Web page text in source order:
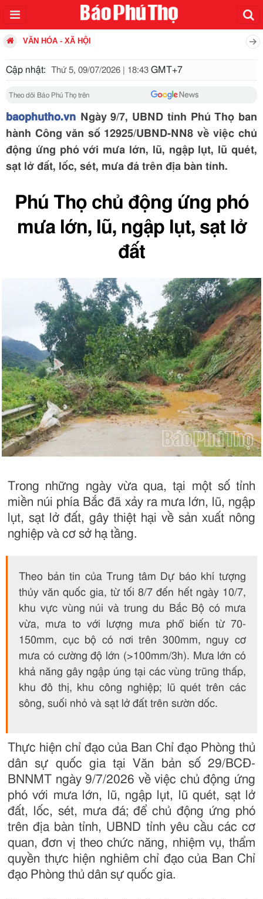
VĂN HÓA - XÃ HỘI
Cập nhật: Thứ 5, 09/07/2026 | 18:43 GMT+7
Theo dõi Báo Phú Thọ trên
baophutho.vn Ngày 9/7, UBND tỉnh Phú Thọ ban
hành Công văn số 12925/UBND-NN8 về việc chủ
động ứng phó với mưa lớn, lũ, ngập lụt, lũ quét,
sạt lở đất, lốc, sét, mưa đá trên địa bàn tỉnh.
Phú Thọ chủ động ứng phó
mưa lớn, lũ, ngập lụt, sạt lở
đất
Trong những ngày vừa qua, tại một số tỉnh
miền núi phía Bắc đã xảy ra mưa lớn, lũ, ngập
lụt, sạt lở đất, gây thiệt hại về sản xuất nông
nghiệp và cơ sở hạ tầng.
Theo bản tin của Trung tâm Dự báo khí tượng
thủy văn quốc gia, từ tối 8/7 đến hết ngày 10/7,
khu vực vùng núi và trung du Bắc Bộ có mưa
vừa, mưa to với lượng mưa phổ biến từ 70-
150mm, cục bộ có nơi trên 300mm, nguy cơ
mưa có cường độ lớn (>100mm/3h). Mưa lớn có
khả năng gây ngập úng tại các vùng trũng thấp,
khu đô thị, khu công nghiệp; lũ quét trên các
sông, suối nhỏ và sạt lở đất trên sườn dốc.
Thực hiện chỉ đạo của Ban Chỉ đạo Phòng thủ
dân sự quốc gia tại Văn bản số 29/BCĐ-
BNNMT ngày 9/7/2026 về việc chủ động ứng
phó với mưa lớn, lũ, ngập lụt, lũ quét, sạt lở
đất, lốc, sét, mưa đá; để chủ động ứng phó
trên địa bàn tỉnh, UBND tỉnh yêu cầu các cơ
quan, đơn vị theo chức năng, nhiệm vụ, thẩm
quyền thực hiện nghiêm chỉ đạo của Ban Chỉ
đạo Phòng thủ dân sự quốc gia.